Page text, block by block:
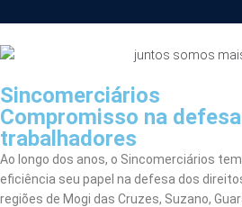
Sincomerciários
Compromisso na
trabalhadores
Ao longo dos anos, o Sincomerciários
eficiência seu papel na defesa dos
regiões de Mogi das Cruzes, Suzano,